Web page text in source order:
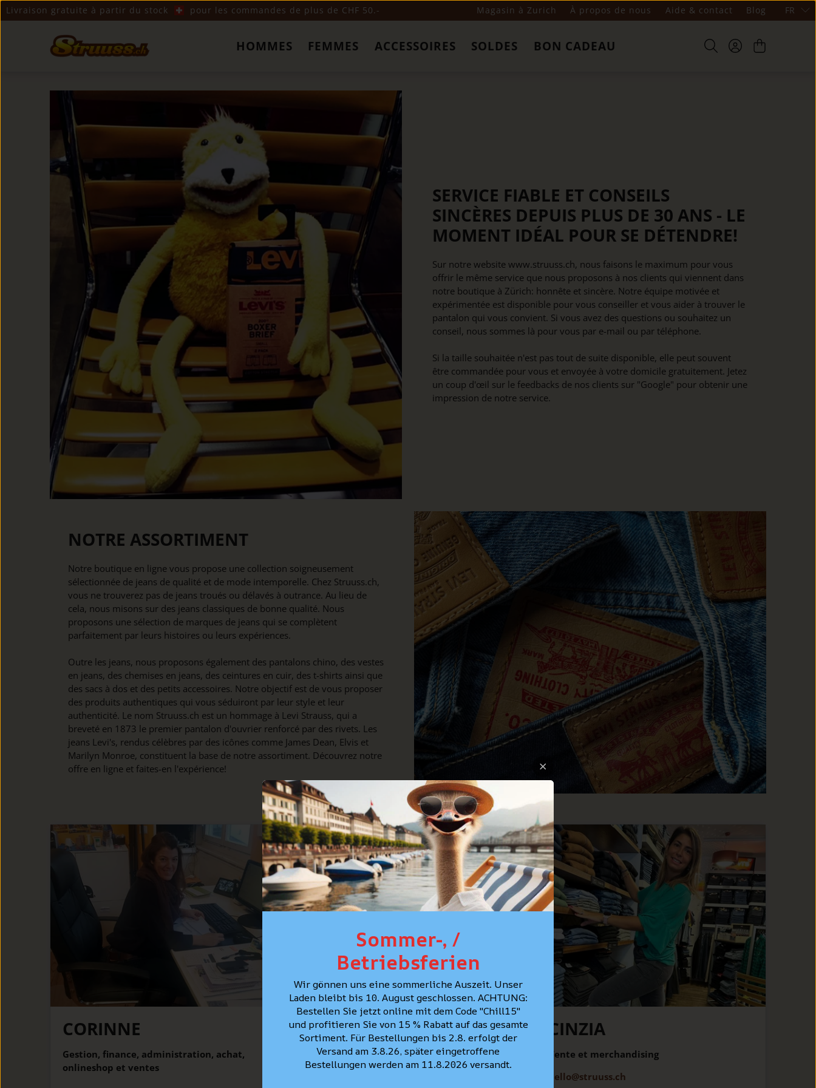
Livraison gratuite à partir du stock pour les commandes de plus de CHF 50.- Magasin à Zurich À propos de nous Aide & contact Blog FR
HOMMES FEMMES ACCESSOIRES SOLDES BON CADEAU
SERVICE FIABLE ET CONSEILS
SINCÈRES DEPUIS PLUS DE 30 ANS - LE
MOMENT IDÉAL POUR SE DÉTENDRE!
Sur notre website www.struuss.ch, nous faisons le maximum pour vous
offrir le même service que nous proposons à nos clients qui viennent dans
notre boutique à Zürich: honnête et sincère. Notre équipe motivée et
expérimentée est disponible pour vous conseiller et vous aider à trouver le
pantalon qui vous convient. Si vous avez des questions ou souhaitez un
conseil, nous sommes là pour vous par e-mail ou par téléphone.
Si la taille souhaitée n'est pas tout de suite disponible, elle peut souvent
être commandée pour vous et envoyée à votre domicile gratuitement. Jetez
un coup d'œil sur le feedbacks de nos clients sur "Google" pour obtenir une
impression de notre service.
NOTRE ASSORTIMENT
Notre boutique en ligne vous propose une collection soigneusement
sélectionnée de jeans de qualité et de mode intemporelle. Chez Struuss.ch,
vous ne trouverez pas de jeans troués ou délavés à outrance. Au lieu de
cela, nous misons sur des jeans classiques de bonne qualité. Nous
proposons une sélection de marques de jeans qui se complètent
parfaitement par leurs histoires ou leurs expériences.
Outre les jeans, nous proposons également des pantalons chino, des vestes
en jeans, des chemises en jeans, des ceintures en cuir, des t-shirts ainsi que
des sacs à dos et des petits accessoires. Notre objectif est de vous proposer
des produits authentiques qui vous séduiront par leur style et leur
authenticité. Le nom Struuss.ch est un hommage à Levi Strauss, qui a
breveté en 1873 le premier pantalon d'ouvrier renforcé par des rivets. Les
jeans Levi's, rendus célèbres par des icônes comme James Dean, Elvis et
Marilyn Monroe, constituent la base de notre assortiment. Découvrez notre
offre en ligne et faites-en l'expérience!
CORINNE
Gestion, finance, administration, achat,
onlineshop et ventes
RETO
Gestion, marketing, RH, achats et ventes
CINZIA
Vente et merchandising
hello@struuss.ch
Sommer-, /
Betriebsferien
Wir gönnen uns eine sommerliche Auszeit. Unser
Laden bleibt bis 10. August geschlossen. ACHTUNG:
Bestellen Sie jetzt online mit dem Code "Chill15"
und profitieren Sie von 15 % Rabatt auf das gesamte
Sortiment. Für Bestellungen bis 2.8. erfolgt der
Versand am 3.8.26, später eingetroffene
Bestellungen werden am 11.8.2026 versandt.